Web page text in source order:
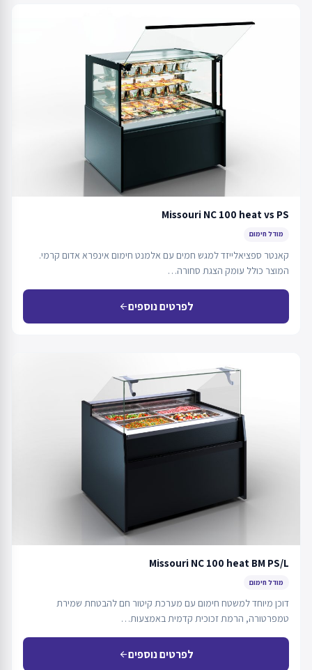
Missouri NC 100 heat vs PS
מודל חימום
קאנטר ספציאלייזד למגש חמים עם אלמנט חימום אינפרא אדום קרמי.
המוצר כולל עומק הצגת סחורה…
לפרטים נוספיםarrow_back
Missouri NC 100 heat BM PS/L
מודל חימום
דוכן מיוחד למשטח חימום עם מערכת קיטור חם להבטחת שמירת
טמפרטורה, הרמת זכוכית קדמית באמצעות…
לפרטים נוספיםarrow_back